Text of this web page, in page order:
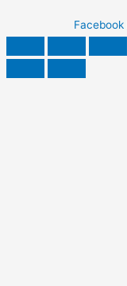
Facebook